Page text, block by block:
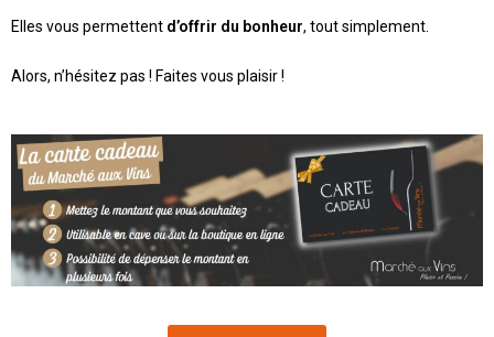
Elles vous permettent d’offrir du bonheur, tout simplement.
Alors, n’hésitez pas ! Faites vous plaisir !